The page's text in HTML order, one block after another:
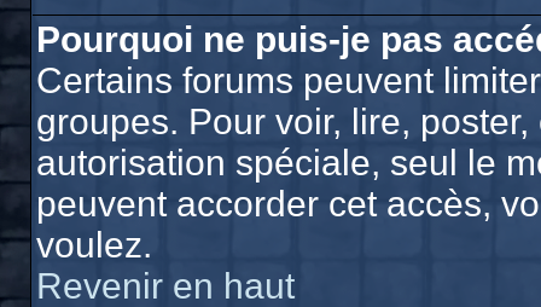
Pourquoi ne puis-je pas
Certains forums peuvent
groupes. Pour voir, lire,
autorisation spéciale, seul le
peuvent accorder cet accès,
voulez.
Revenir en haut